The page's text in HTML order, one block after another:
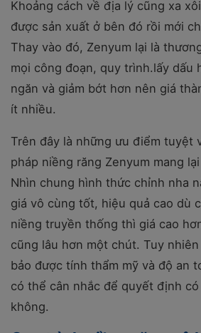
Khoảng cách về địa lý cũng xa
được sản xuất ở bên đó rồi mới
Thay vào đó, Zenyum lại là
mọi công đoạn, quy trình.lấy dấu
ngăn và giảm bớt hơn nên giá
ít nhiều.
Trên đây là những ưu điểm tuyệt
pháp niềng răng Zenyum mang
Nhìn chung hình thức chỉnh nha
giá vô cùng tốt, hiệu quả cao dù
niềng truyền thống thì giá cao
cũng lâu hơn một chút. Tuy nhiên
bảo được tính thẩm mỹ và độ an
có thể cân nhắc để quyết định
không.